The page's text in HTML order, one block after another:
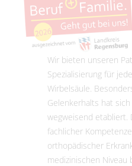
Wir bieten unseren
Spezialisierung für
Wirbelsäule.
Gelenkerhalts hat
wegweisend etabliert.
fachlicher
orthopädischer
medizinischen Niveau